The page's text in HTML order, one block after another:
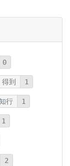
0
得到 1
行 1
1
2